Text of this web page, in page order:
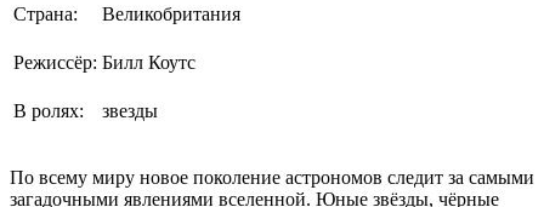
Страна: Великобритания
Режиссёр: Билл Коутс
В ролях: звезды
По всему миру новое поколение астрономов следит за самыми
загадочными явлениями вселенной. Юные звёзды, чёрные